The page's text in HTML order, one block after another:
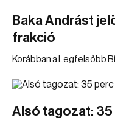
Baka Andrást
frakció
Korábban a Legfelsőbb
Alsó tagozat: